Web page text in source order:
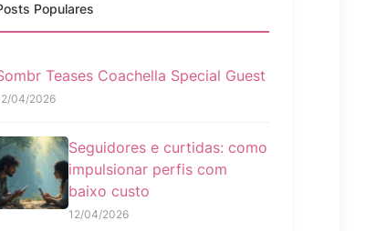
Populares
Teases Coachella Special Guest
04/2026
Seguidores e curtidas: como
impulsionar perfis com
baixo custo
12/04/2026